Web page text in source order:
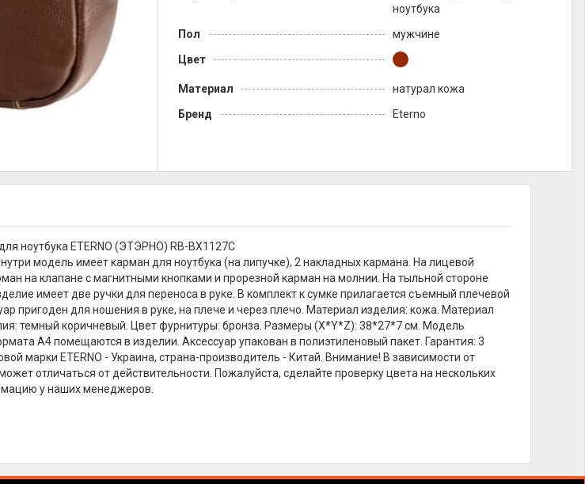
ноутбука
Пол
мужчине
Цвет
Материал
натурал кожа
Бренд
Eterno
ноутбука ETERNO (ЭТЭРНО) RB-BX1127C
модель имеет карман для ноутбука (на липучке), 2 накладных кармана. На лицевой
на клапане с магнитными кнопками и прорезной карман на молнии. На тыльной стороне
имеет две ручки для переноса в руке. В комплект к сумке прилагается съемный плечевой
пригоден для ношения в руке, на плече и через плечо. Материал изделия: кожа. Материал
темный коричневый. Цвет фурнитуры: бронза. Размеры (X*Y*Z): 38*27*7 см. Модель
А4 помещаются в изделии. Аксессуар упакован в полиэтиленовый пакет. Гарантия: 3
марки ETERNO - Украина, страна-производитель - Китай. Внимание! В зависимости от
отличаться от действительности. Пожалуйста, сделайте проверку цвета на нескольких
у наших менеджеров.